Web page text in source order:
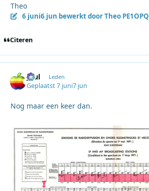
Theo
6 juni6 jun bewerkt door Theo PE1OPQ
Citeren
Juul Leden
Geplaatst7 juni7 jun
Nog maar een keer dan.